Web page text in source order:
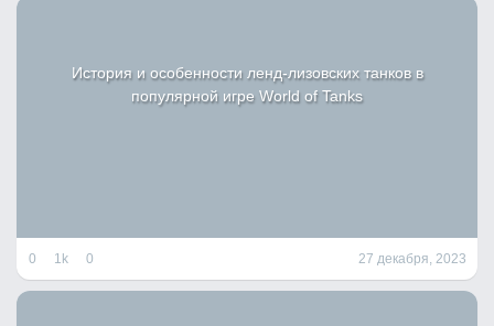
История и особенности ленд-лизовских танков в
популярной игре World of Tanks
0 1k 0 27 декабря, 2023